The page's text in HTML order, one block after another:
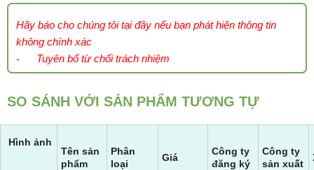
Hãy báo cho chúng tôi tại đây nếu bạn phát hiện thông tin
không chính xác
- Tuyên bố từ chối trách nhiệm
SO SÁNH VỚI SẢN PHẨM TƯƠNG TỰ
Hình ảnh
Tên sản
phẩm
Phân
loại
Giá
Công ty
đăng ký
Công ty
sản xuất